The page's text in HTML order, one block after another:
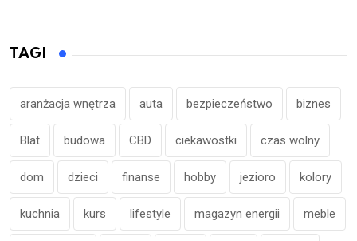
TAGI
aranżacja wnętrza auta bezpieczeństwo biznes
Blat budowa CBD ciekawostki czas wolny
dom dzieci finanse hobby jezioro kolory
kuchnia kurs lifestyle magazyn energii meble